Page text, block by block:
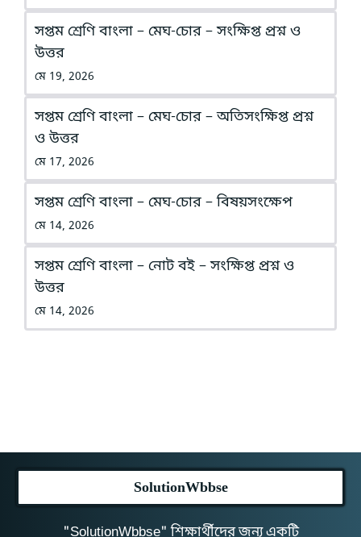
সপ্তম শ্রেণি বাংলা – মেঘ-চোর – সংক্ষিপ্ত প্রশ্ন ও
উত্তর
মে 19, 2026
সপ্তম শ্রেণি বাংলা – মেঘ-চোর – অতিসংক্ষিপ্ত প্রশ্ন
ও উত্তর
মে 17, 2026
সপ্তম শ্রেণি বাংলা – মেঘ-চোর – বিষয়সংক্ষেপ
মে 14, 2026
সপ্তম শ্রেণি বাংলা – নোট বই – সংক্ষিপ্ত প্রশ্ন ও
উত্তর
মে 14, 2026
SolutionWbbse
"SolutionWbbse" শিক্ষার্থীদের জন্য একটি